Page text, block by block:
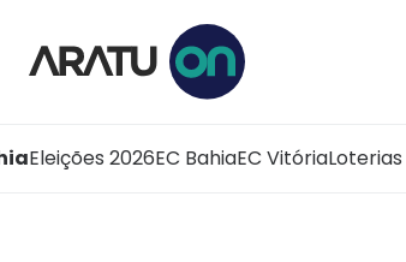
Eleições 2026EC BahiaEC VitóriaLoterias